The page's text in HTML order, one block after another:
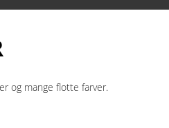
og mange flotte farver.